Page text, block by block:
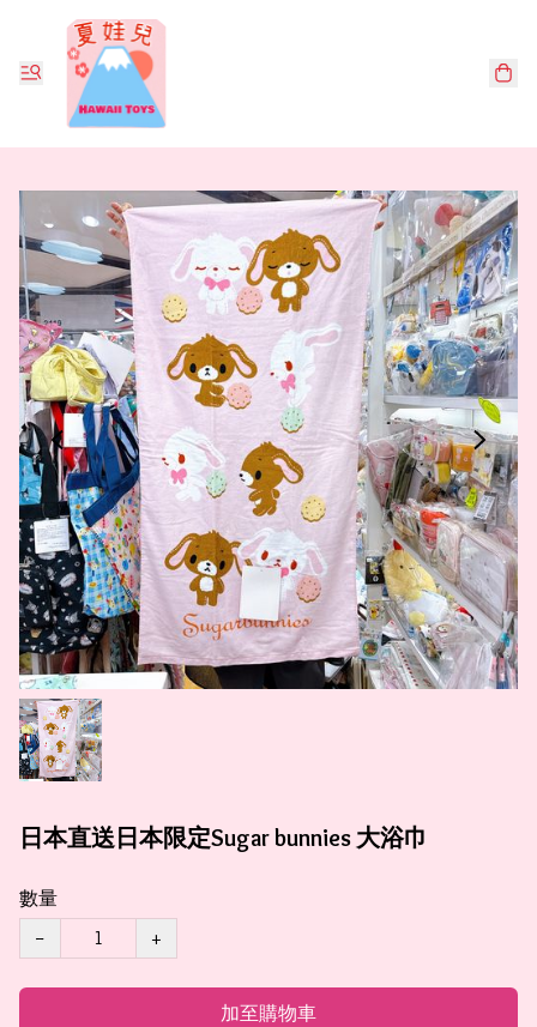
日本直送日本限定Sugar bunnies 大浴巾
數量
−
+
加至購物車